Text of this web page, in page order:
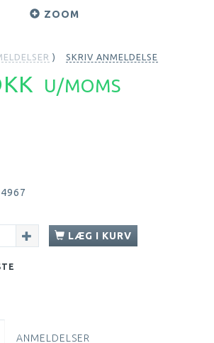
ZOOM
SKRIV ANMELDELSE
U/MOMS
4967
LÆG I KURV
ANMELDELSER